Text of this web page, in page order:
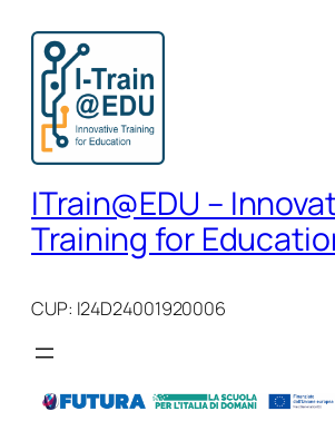
contenuto
ITrain@EDU –
Training for
CUP: I24D24001920006